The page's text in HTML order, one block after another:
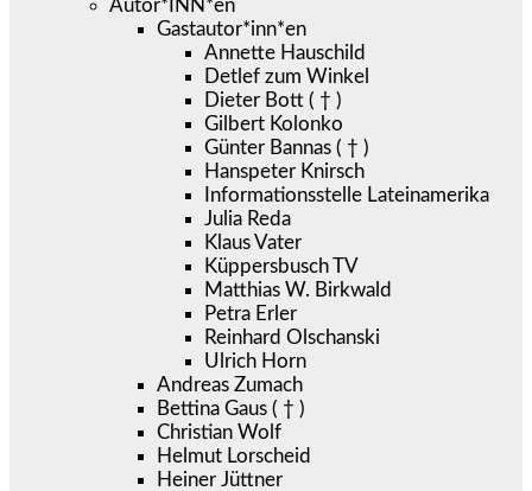
Autor*INN*en
Gastautor*inn*en
Annette Hauschild
Detlef zum Winkel
Dieter Bott ( † )
Gilbert Kolonko
Günter Bannas ( † )
Hanspeter Knirsch
Informationsstelle Lateinamerika
Julia Reda
Klaus Vater
Küppersbusch TV
Matthias W. Birkwald
Petra Erler
Reinhard Olschanski
Ulrich Horn
Andreas Zumach
Bettina Gaus ( † )
Christian Wolf
Helmut Lorscheid
Heiner Jüttner